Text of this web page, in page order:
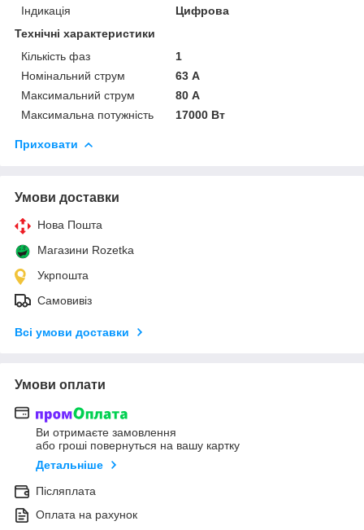
Індикація
Цифрова
Технічні характеристики
Кількість фаз
1
Номінальний струм
63 А
Максимальний струм
80 А
Максимальна потужність
17000 Вт
Приховати
Умови доставки
Нова Пошта
Магазини Rozetka
Укрпошта
Самовивіз
Всі умови доставки
Умови оплати
Ви отримаєте замовлення
або гроші повернуться на вашу картку
Детальніше
Післяплата
Оплата на рахунок